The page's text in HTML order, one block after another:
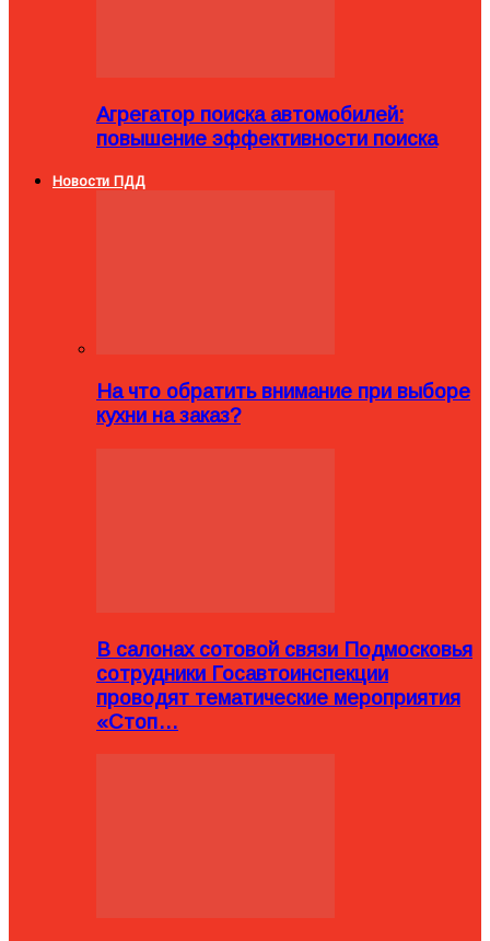
Агрегатор поиска автомобилей:
повышение эффективности поиска
Новости ПДД
На что обратить внимание при выборе
кухни на заказ?
В салонах сотовой связи Подмосковья
сотрудники Госавтоинспекции
проводят тематические мероприятия
«Стоп…